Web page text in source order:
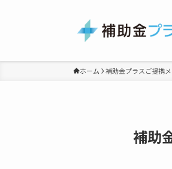
ホーム 補助金プラスご提携
補助